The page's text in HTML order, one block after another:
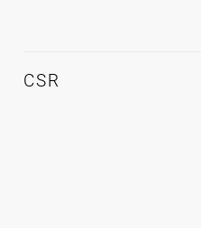
CSR